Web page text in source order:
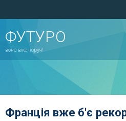
ФУТУРО
воно вже поруч!
Франція вже б'є